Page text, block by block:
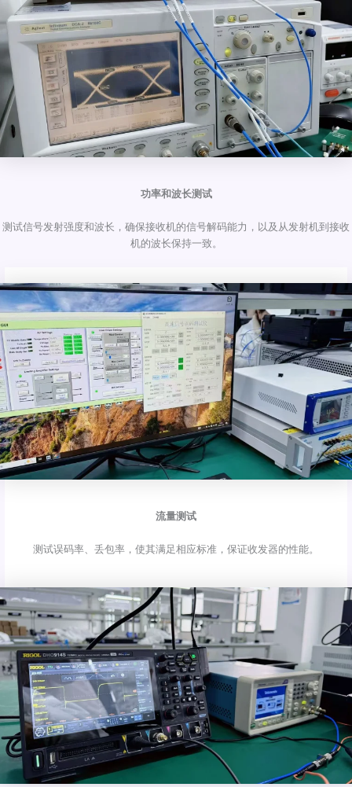
功率和波长测试
测试信号发射强度和波长，确保接收机的信号解码能力，以及从发射机到接收
机的波长保持一致。
流量测试
测试误码率、丢包率，使其满足相应标准，保证收发器的性能。